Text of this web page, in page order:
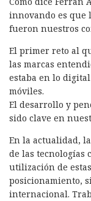
innovando es que
fueron nuestros
El primer reto al
las marcas
estaba en lo
móviles.
El desarrollo y
sido clave en
En la actualidad,
de las tecnologías
utilización de
posicionamiento,
internacional.